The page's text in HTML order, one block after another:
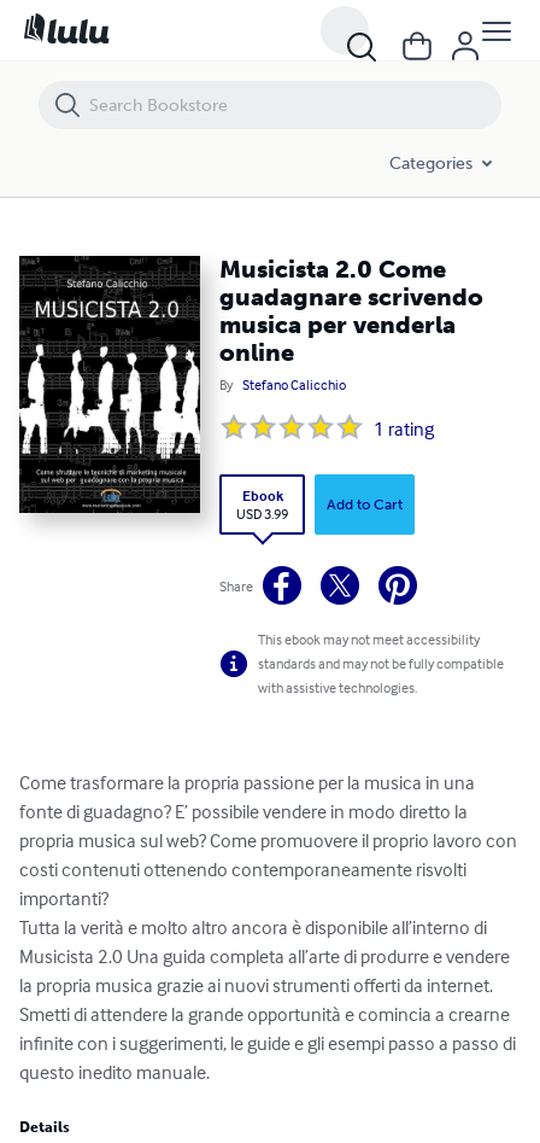
Categories
Musicista 2.0 Come
guadagnare scrivendo
musica per venderla
online
By Stefano Calicchio
1 rating
Ebook
USD 3.99
Add to Cart
Share
This ebook may not meet accessibility
standards and may not be fully compatible
with assistive technologies.
Come trasformare la propria passione per la musica in una
fonte di guadagno? E’ possibile vendere in modo diretto la
propria musica sul web? Come promuovere il proprio lavoro con
costi contenuti ottenendo contemporaneamente risvolti
importanti?
Tutta la verità e molto altro ancora è disponibile all’interno di
Musicista 2.0 Una guida completa all’arte di produrre e vendere
la propria musica grazie ai nuovi strumenti offerti da internet.
Smetti di attendere la grande opportunità e comincia a crearne
infinite con i suggerimenti, le guide e gli esempi passo a passo di
questo inedito manuale.
Details
Musicista 2.0 Come guadagnare scrivendo musica per venderla